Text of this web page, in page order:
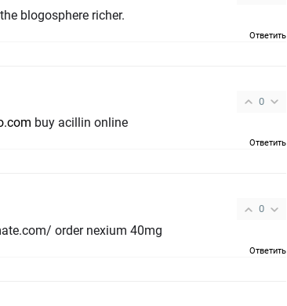
blogosphere richer.
Ответить
0
buy acillin online
Ответить
0
order nexium 40mg
Ответить